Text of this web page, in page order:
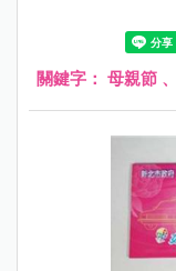
關鍵字： 母親節 、